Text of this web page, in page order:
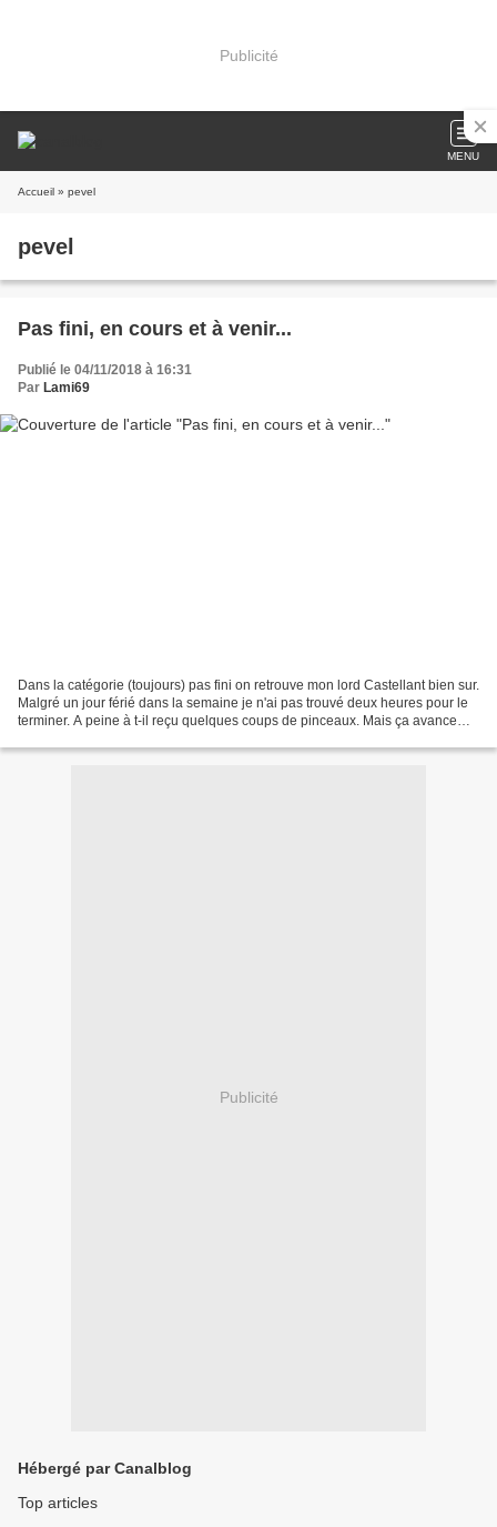
Publicité
MENU
Accueil » pevel
pevel
Pas fini, en cours et à venir...
Publié le 04/11/2018 à 16:31
Par Lami69
Dans la catégorie (toujours) pas fini on retrouve mon lord Castellant bien sur.
Malgré un jour férié dans la semaine je n'ai pas trouvé deux heures pour le
terminer. A peine à t-il reçu quelques coups de pinceaux. Mais ça avance
Publicité
Hébergé par Canalblog
Top articles